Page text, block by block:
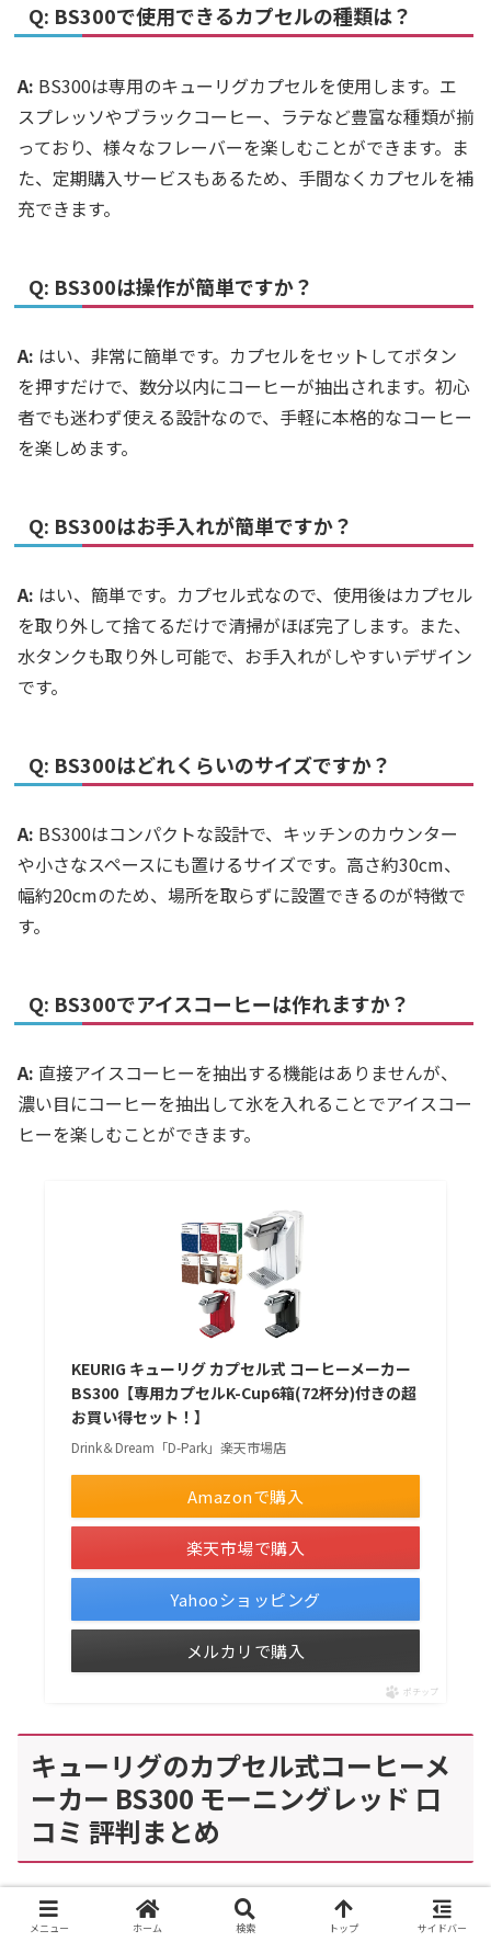
Q: BS300で使用できるカプセルの種類は？
A: BS300は専用のキューリグカプセルを使用します。エ
スプレッソやブラックコーヒー、ラテなど豊富な種類が揃
っており、様々なフレーバーを楽しむことができます。ま
た、定期購入サービスもあるため、手間なくカプセルを補
充できます。
Q: BS300は操作が簡単ですか？
A: はい、非常に簡単です。カプセルをセットしてボタン
を押すだけで、数分以内にコーヒーが抽出されます。初心
者でも迷わず使える設計なので、手軽に本格的なコーヒー
を楽しめます。
Q: BS300はお手入れが簡単ですか？
A: はい、簡単です。カプセル式なので、使用後はカプセル
を取り外して捨てるだけで清掃がほぼ完了します。また、
水タンクも取り外し可能で、お手入れがしやすいデザイン
です。
Q: BS300はどれくらいのサイズですか？
A: BS300はコンパクトな設計で、キッチンのカウンター
や小さなスペースにも置けるサイズです。高さ約30cm、
幅約20cmのため、場所を取らずに設置できるのが特徴で
す。
Q: BS300でアイスコーヒーは作れますか？
A: 直接アイスコーヒーを抽出する機能はありませんが、
濃い目にコーヒーを抽出して氷を入れることでアイスコー
ヒーを楽しむことができます。
KEURIG キューリグ カプセル式 コーヒーメーカー
BS300【専用カプセルK-Cup6箱(72杯分)付きの超
お買い得セット！】
Drink＆Dream「D-Park」楽天市場店
Amazonで購入
楽天市場で購入
Yahooショッピング
メルカリで購入
ポチップ
キューリグのカプセル式コーヒーメ
ーカー BS300 モーニングレッド 口
コミ 評判まとめ
キューリグのカプセル式コーヒーメーカー BS300 モーニ
メニュー ホーム 検索 トップ サイドバー